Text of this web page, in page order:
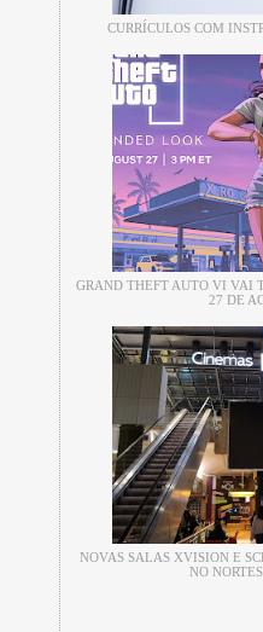
CURRÍCULOS COM
GRAND THEFT AUTO VI VAI
27 DE
NOVAS SALAS XVISION E
NO